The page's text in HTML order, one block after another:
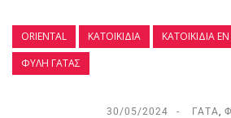
ORIENTAL ΚΑΤΟΙΚΊΔΙΑ
ΚΑΤΟΙΚΙΔΙΑ
ΦΥΛΉ ΓΆΤΑΣ
30/05/2024 ΓΆΤΑ